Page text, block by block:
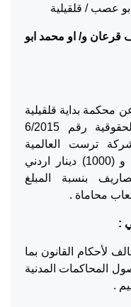
عصب / قلقيلية
قرعان و/ او محمد ابو
محكمة بداية قلقيلية
بتاريخ 17/5/2017 في الدعوى الحقوقية رقم 6/2015
ترست العالمية
للتامين بدفع مبلغ (86758) شيكل و (1000) دينار اردني
بنسبة المبلغ
محاماة .
:
لأحكام القانون بما
من قانون اصول المحاكمات المدنية
.